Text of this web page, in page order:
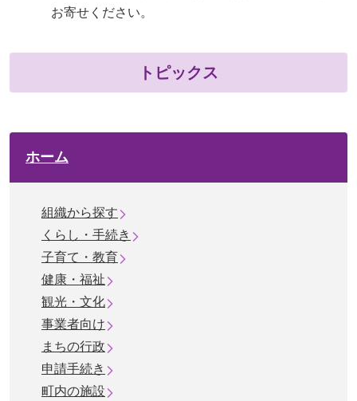
お寄せください。
トピックス
ホーム
組織から探す
くらし・手続き
子育て・教育
健康・福祉
観光・文化
事業者向け
まちの行政
申請手続き
町内の施設